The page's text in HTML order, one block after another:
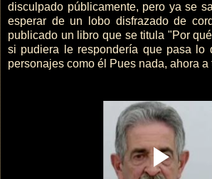
disculpado públicamente, pero ya se
esperar de un lobo disfrazado de
publicado un libro que se titula "Por
si pudiera le respondería que pasa lo
personajes como él Pues nada, ahora a